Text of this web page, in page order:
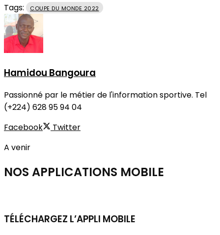
Tags: COUPE DU MONDE 2022
Hamidou Bangoura
Passionné par le métier de l'information sportive. Tel
(+224) 628 95 94 04
Facebook
Twitter
A venir
NOS APPLICATIONS MOBILE
TÉLÉCHARGEZ L’APPLI MOBILE